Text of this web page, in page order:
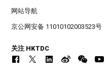
网站导航
京公网安备 11010102003523号
关注 HKTDC